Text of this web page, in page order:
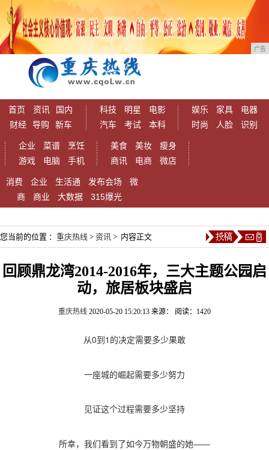
广告
首页 资讯
国内
财经
导购 新车
科技 明星
电影
汽车
考试 本科
娱乐 家具
电器
时尚
人脸 识别
企业 菜谱
烹饪
游戏
电脑 手机
美食 美妆
瘦身
商讯
电商 微店
消费 企业 生活通 发布会场
微
商
商业 大数据 315爆光
您当前的位置 ： 重庆热线 > 资讯 > 内容正文
回顾鼎龙湾2014-2016年，三大主题公园启
动，旅居板块盛启
重庆热线 2020-05-20 15:20:13 来源： 阅读：1420
从0到1的决定需要多少果敢
一座城的崛起需要多少努力
见证这个过程需要多少坚持
所幸，我们看到了如今万物朝盛的她——